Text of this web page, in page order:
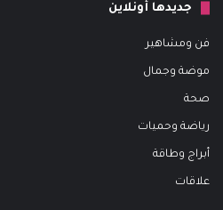
جديدها أونلاين
فن ومشاهير
موضة وجمال
صحة
رياضة وحميات
أبراج وطاقة
علاقات